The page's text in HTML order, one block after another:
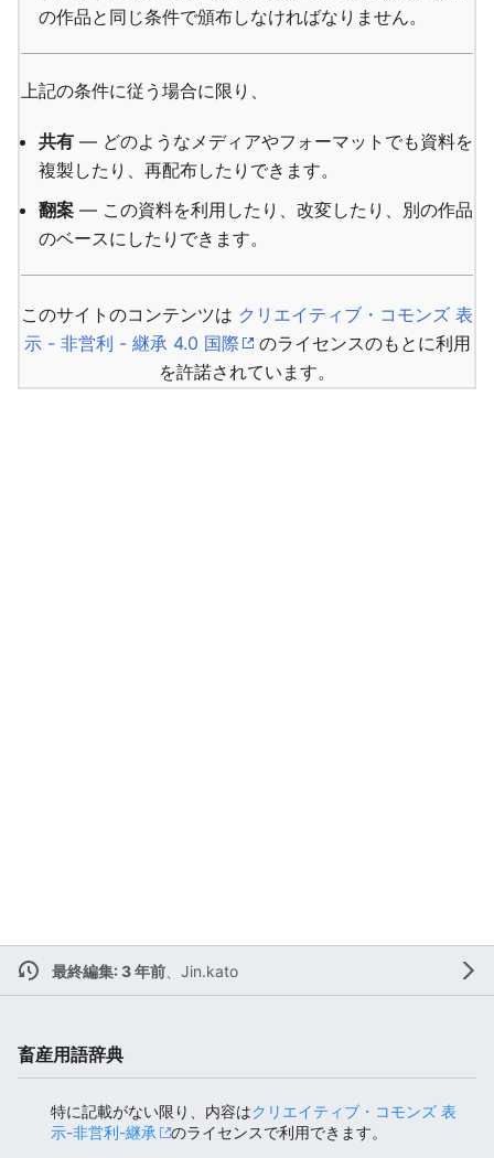
の作品と同じ条件で頒布しなければなりません。
上記の条件に従う場合に限り、
共有 — どのようなメディアやフォーマットでも資料を
複製したり、再配布したりできます。
翻案 — この資料を利用したり、改変したり、別の作品
のベースにしたりできます。
このサイトのコンテンツは クリエイティブ・コモンズ 表
示 - 非営利 - 継承 4.0 国際
のライセンスのもとに利用
を許諾されています。
最終編集: 3 年前、 Jin.kato
畜産用語辞典
特に記載がない限り、内容はクリエイティブ・コモンズ 表
示-非営利-継承
のライセンスで利用できます。